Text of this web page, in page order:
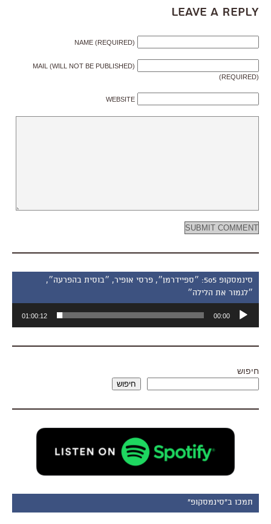
Leave a Reply
NAME (REQUIRED)
MAIL (WILL NOT BE PUBLISHED)
(REQUIRED)
WEBSITE
סינמסקופ 505: ״ספיידרמן״, פרסי אופיר, ״בוסית בהפרעה״,
״לגמור את הלילה״
אודיו
00:00
01:00:12
חיפוש
חיפוש
תמכו ב"סינמסקופ"